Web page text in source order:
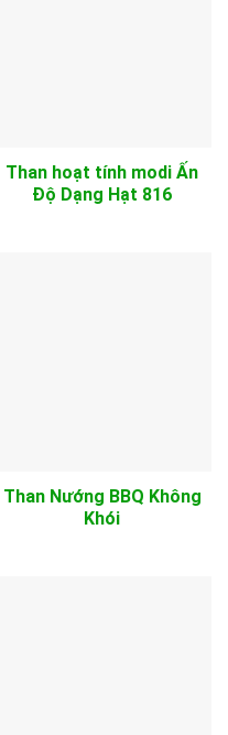
Than hoạt tính modi Ấn
Độ Dạng Hạt 816
Than Nướng BBQ Không
Khói